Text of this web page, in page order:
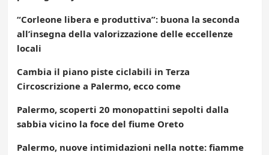
“Corleone libera e produttiva”: buona la seconda
all’insegna della valorizzazione delle eccellenze
locali
Cambia il piano piste ciclabili in Terza
Circoscrizione a Palermo, ecco come
Palermo, scoperti 20 monopattini sepolti dalla
sabbia vicino la foce del fiume Oreto
Palermo, nuove intimidazioni nella notte: fiamme